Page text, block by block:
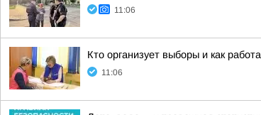
11:06
Кто организует выборы и как
11:06